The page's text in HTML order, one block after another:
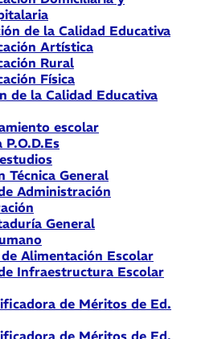
de la Calidad Educativa
Artística
Rural
Física
de la Calidad Educativa
escolar
Técnica General
Administración
General
Alimentación Escolar
Infraestructura Escolar
de Méritos de Ed.
de Méritos de Ed.